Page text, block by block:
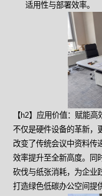
适用性与部署效率。
【h2】应用价值：赋能
不仅是硬件设备的革新，
改变了传统会议中资料传
效率提升至全新高度。同
砍伐与纸张消耗，为企业
打造绿色低碳办公空间提